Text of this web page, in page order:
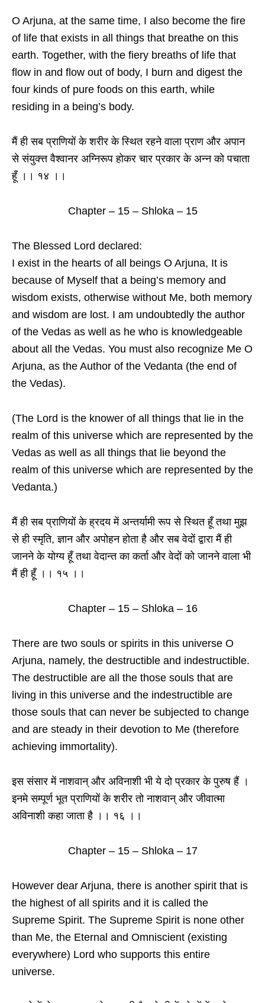
O Arjuna, at the same time, I also become the fire
of life that exists in all things that breathe on this
earth. Together, with the fiery breaths of life that
flow in and flow out of body, I burn and digest the
four kinds of pure foods on this earth, while
residing in a being’s body.
मैं ही सब प्राणियों के शरीर के स्थित रहने वाला प्राण और अपान
से संयुक्त्त वैश्वानर अग्निरूप होकर चार प्रकार के अन्न को पचाता
हूँ ।। १४ ।।
Chapter – 15 – Shloka – 15
The Blessed Lord declared:
I exist in the hearts of all beings O Arjuna, It is
because of Myself that a being’s memory and
wisdom exists, otherwise without Me, both memory
and wisdom are lost. I am undoubtedly the author
of the Vedas as well as he who is knowledgeable
about all the Vedas. You must also recognize Me O
Arjuna, as the Author of the Vedanta (the end of
the Vedas).
(The Lord is the knower of all things that lie in the
realm of this universe which are represented by the
Vedas as well as all things that lie beyond the
realm of this universe which are represented by the
Vedanta.)
मैं ही सब प्राणियों के ह्रदय में अन्तर्यामी रूप से स्थित हूँ तथा मुझ
से ही स्मृति, ज्ञान और अपोहन होता है और सब वेदों द्वारा मैं ही
जानने के योग्य हूँ तथा वेदान्त का कर्ता और वेदों को जानने वाला भी
मैं ही हूँ ।। १५ ।।
Chapter – 15 – Shloka – 16
There are two souls or spirits in this universe O
Arjuna, namely, the destructible and indestructible.
The destructible are all the those souls that are
living in this universe and the indestructible are
those souls that can never be subjected to change
and are steady in their devotion to Me (therefore
achieving immortality).
इस संसार में नाशवान् और अविनाशी भी ये दो प्रकार के पुरुष हैं ।
इनमे सम्पूर्ण भूत प्राणियों के शरीर तो नाशवान् और जीवात्मा
अविनाशी कहा जाता है ।। १६ ।।
Chapter – 15 – Shloka – 17
However dear Arjuna, there is another spirit that is
the highest of all spirits and it is called the
Supreme Spirit. The Supreme Spirit is none other
than Me, the Eternal and Omniscient (existing
everywhere) Lord who supports this entire
universe.